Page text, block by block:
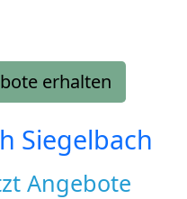
erhalten
Siegelbach
Angebote